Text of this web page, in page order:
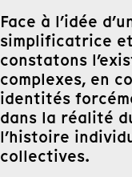
Face à l’idée
simplificatrice
constatons
complexes, en
identités
dans la réalité
l’histoire
collectives.